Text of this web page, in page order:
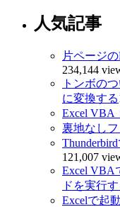
人気記事
片ページ
234,144
トンボの
に変換する
Excel VBA
裏地なし
121,007
Excel VBA
ドを実行す
Excelで起